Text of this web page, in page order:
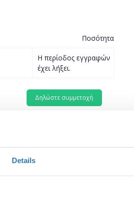
Details
Ποσότητα
Η περίοδος εγγραφών
έχει λήξει.
20:00.
μπορείτε να δημιουργήσετε
μία και μόνο λευκή σελίδα του